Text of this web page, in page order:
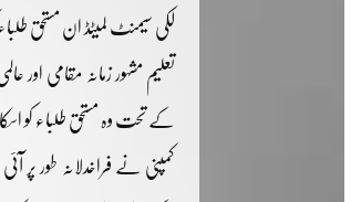
لکی سیمنٹ لمیٹڈ ان مستحق
تعلیم مشہور زمانہ مقامی
کے تحت وہ مستحق طلباء کو
کمپنی نے فراخدلانہ طور پر